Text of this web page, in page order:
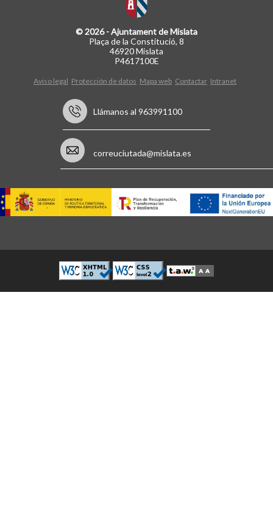
© 2026 - Ajuntament de Mislata
Plaça de la Constitució, 8
46920 Mislata
P4617100E
Aviso legal Protección de datos Mapa web Contactar Intranet
Llámanos al 963991100
correuciutada@mislata.es